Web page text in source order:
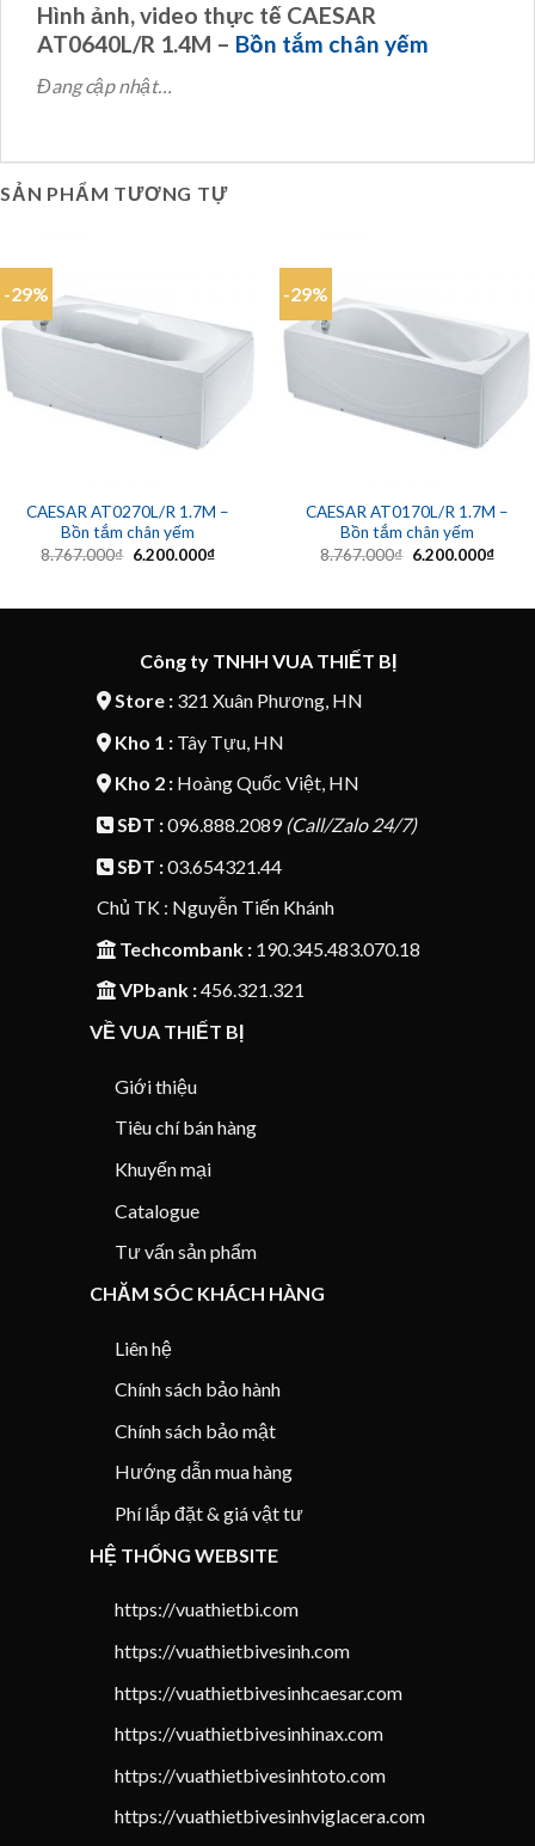
Hình ảnh, video thực tế CAESAR
AT0640L/R 1.4M – Bồn tắm chân yếm
Đang cập nhật…
SẢN PHẨM TƯƠNG TỰ
-29%
CAESAR AT0270L/R 1.7M –
Bồn tắm chân yếm
8.767.000₫ Giá
6.200.000₫Giá
-29%
CAESAR AT0170L/R 1.7M –
Bồn tắm chân yếm
8.767.000₫ Giá
6.200.000₫Giá
Công ty TNHH VUA THIẾT BỊ
Store :321 Xuân Phương, HN
Kho 1 :Tây Tựu, HN
Kho 2 :Hoàng Quốc Việt, HN
SĐT :096.888.2089 (Call/Zalo 24/7)
SĐT :03.654321.44
Chủ TK : Nguyễn Tiến Khánh
Techcombank :190.345.483.070.18
VPbank :456.321.321
VỀ VUA THIẾT BỊ
Giới thiệu
Tiêu chí bán hàng
Khuyến mại
Catalogue
Tư vấn sản phẩm
CHĂM SÓC KHÁCH HÀNG
Liên hệ
Chính sách bảo hành
Chính sách bảo mật
Hướng dẫn mua hàng
Phí lắp đặt & giá vật tư
HỆ THỐNG WEBSITE
https://vuathietbi.com
https://vuathietbivesinh.com
https://vuathietbivesinhcaesar.com
https://vuathietbivesinhinax.com
https://vuathietbivesinhtoto.com
https://vuathietbivesinhviglacera.com